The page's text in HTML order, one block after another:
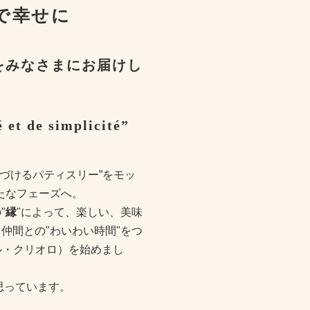
幸せに
なさまにお届けし
et de simplicité”
けるパティスリー”をモッ
フェーズへ。
縁"によって、楽しい、美味
間との"わいわい時間"をつ
クリオロ）を始めまし
ています。